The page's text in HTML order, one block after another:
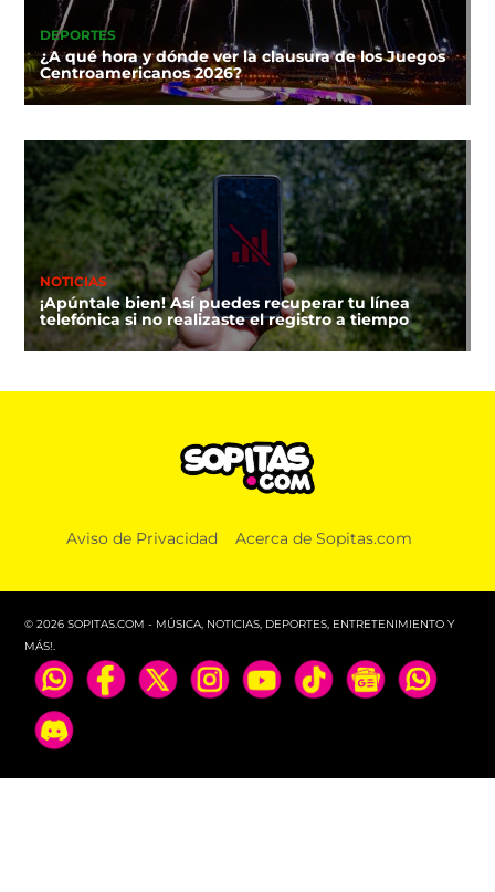
DEPORTES
¿A qué hora y dónde ver la clausura de los Juegos
Centroamericanos 2026?
NOTICIAS
¡Apúntale bien! Así puedes recuperar tu línea
telefónica si no realizaste el registro a tiempo
Aviso de Privacidad Acerca de Sopitas.com
© 2026 SOPITAS.COM - MÚSICA, NOTICIAS, DEPORTES, ENTRETENIMIENTO Y
MÁS!.